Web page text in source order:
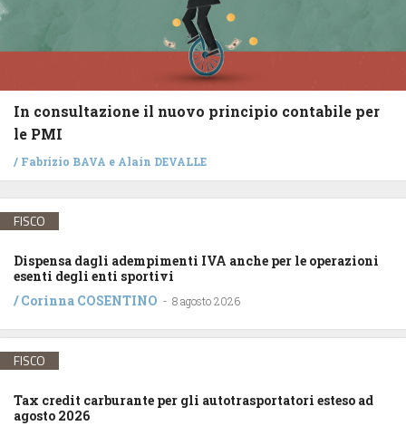
In consultazione il nuovo principio contabile per
le PMI
/ Fabrizio BAVA e Alain DEVALLE
FISCO
Dispensa dagli adempimenti IVA anche per le operazioni
esenti degli enti sportivi
/Corinna COSENTINO - 8 agosto 2026
FISCO
Tax credit carburante per gli autotrasportatori esteso ad
agosto 2026